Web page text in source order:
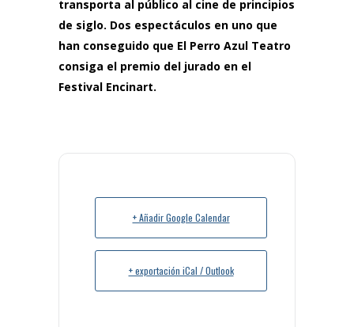
transporta al público al cine de principios
de siglo. Dos espectáculos en uno que
han conseguido que El Perro Azul Teatro
consiga el premio del jurado en el
Festival Encinart.
+ Añadir Google Calendar
+ exportación iCal / Outlook